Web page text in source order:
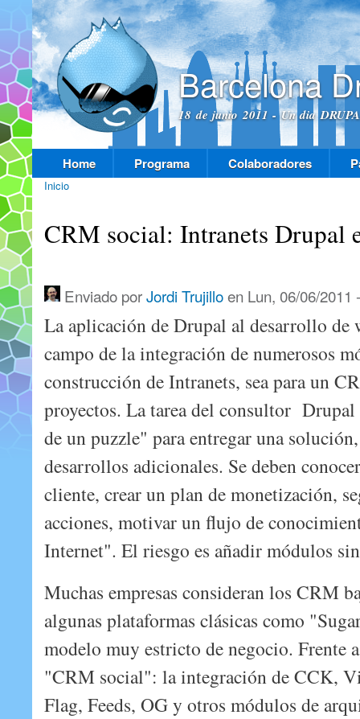
Barcelona
18 de junio 2011 - Un dia
Menú principal
Home Programa Colaboradores
Inicio
CRM social: Intranets Drupal
Enviado porJordi Trujilloen Lun, 06/06/2011
La aplicación de Drupal al desarrollo de
campo de la integración de numerosos
construcción de Intranets, sea para un
proyectos. La tarea del consultor Drupal
de un puzzle" para entregar una
desarrollos adicionales. Se deben
cliente, crear un plan de monetización,
acciones, motivar un flujo de
Internet". El riesgo es añadir módulos
Muchas empresas consideran los CRM
algunas plataformas clásicas como
modelo muy estricto de negocio. Frente
"CRM social": la integración de CCK,
Flag, Feeds, OG y otros módulos de